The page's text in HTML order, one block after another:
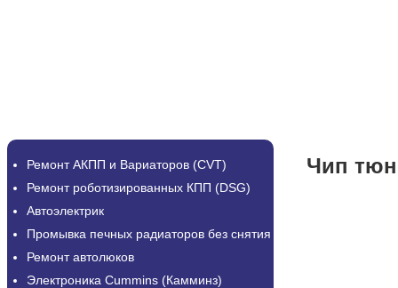
Ремонт АКПП и Вариаторов (CVT)
Ремонт роботизированных КПП (DSG)
Автоэлектрик
Промывка печных радиаторов без снятия
Ремонт автолюков
Электроника Cummins (Камминз)
Чип